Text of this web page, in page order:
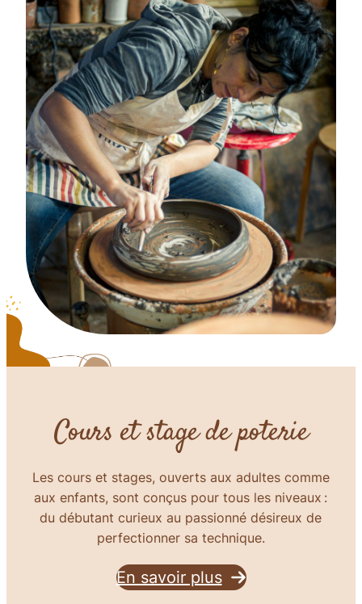
Cours et stage de poterie
Les cours et stages, ouverts aux adultes comme
aux enfants, sont conçus pour tous les niveaux :
du débutant curieux au passionné désireux de
perfectionner sa technique.
En savoir plus